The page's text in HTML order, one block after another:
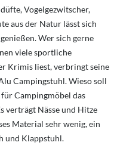
Vogelgezwitscher,
aus der Natur lässt sich
Wer sich gerne
viele sportliche
Krimis liest, verbringt seine
Campingstuhl. Wieso soll
Campingmöbel das
verträgt Nässe und Hitze
Material sehr wenig, ein
und Klappstuhl.